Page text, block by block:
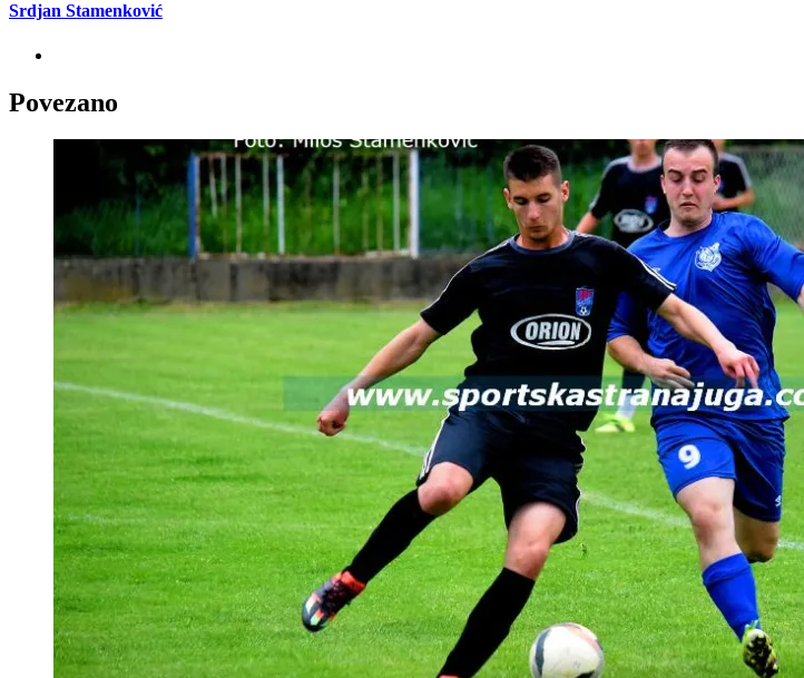
Srdjan Stamenković
Povezano